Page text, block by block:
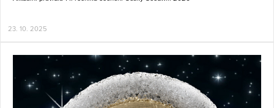
23. 10. 2025